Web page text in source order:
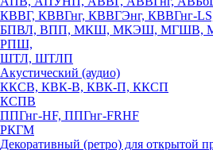
КВВГ, КВВГнг, КВВГЭнг, КВВГнг-
БПВЛ, ВПП, МКШ, МКЭШ, МГШВ,
РПШ,
ШТЛ, ШТЛП
Акустический (аудио)
ККСВ, КВК-В, КВК-П, ККСП
КСПВ
ППГнг-HF, ППГнг-FRHF
РКГМ
Декоративный (ретро) для открытой